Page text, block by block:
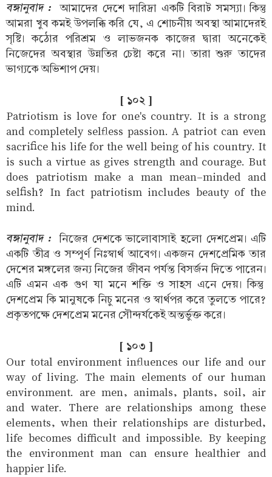
বঙ্গানুবাদ : আমাদের দেশে দারিদ্রা একটি বিরাট সমস্যা। কিন্তু
আমরা খুব কমই উপলব্ধি করি যে, এ শোচনীয় অবস্থা আমাদেরই
সৃষ্টি। কঠোর পরিশ্রম ও লাভজনক কাজের দ্বারা অনেকেই
নিজেদের অবস্থার উন্নতির চেষ্টা করে না। তারা শুরু তাদের
ভাগ্যকে অভিশাপ দেয়।
[ ১০২ ]
Patriotism is love for one's country. It is a strong
and completely selfless passion. A patriot can even
sacrifice his life for the well being of his country. It
is such a virtue as gives strength and courage. But
does patriotism make a man mean-minded and
selfish? In fact patriotism includes beauty of the
mind.
বঙ্গানুবাদ : নিজের দেশকে ভালোবাসাই হলো দেশপ্রেম। এটি
একটি তীব্র ও সম্পূর্ণ নিঃস্বার্থ আবেগ। একজন দেশপ্রেমিক তার
দেশের মঙ্গলের জন্য নিজের জীবন পর্যন্ত বিসর্জন দিতে পারেন।
এটি এমন এক গুণ যা মনে শক্তি ও সাহস এনে দেয়। কিন্তু
দেশপ্রেম কি মানুষকে নিচু মনের ও স্বার্থপর করে তুলতে পারে?
প্রকৃতপক্ষে দেশপ্রেম মনের সৌন্দর্যকেই অন্তর্ভুক্ত করে।
[ ১০৩ ]
Our total environment influences our life and our
way of living. The main elements of our human
environment. are men, animals, plants, soil, air
and water. There are relationships among these
elements, when their relationships are disturbed,
life becomes difficult and impossible. By keeping
the environment man can ensure healthier and
happier life.